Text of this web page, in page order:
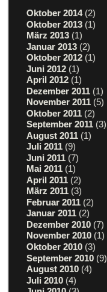
Oktober 2014(2)
Oktober 2013 (1)
März 2013 (1)
Januar 2013 (2)
Oktober 2012 (1)
Juni 2012 (1)
April 2012 (1)
Dezember 2011 (1)
November 2011 (5)
Oktober 2011 (2)
September 2011 (3)
August 2011 (1)
Juli 2011 (9)
Juni 2011 (7)
Mai 2011 (1)
April 2011 (2)
März 2011 (3)
Februar 2011 (2)
Januar 2011 (2)
Dezember 2010 (7)
November 2010 (1)
Oktober 2010 (3)
September 2010 (9)
August 2010 (4)
Juli 2010 (4)